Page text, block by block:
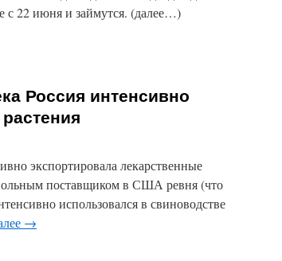
с 22 июня и займутся. (далее…)
Россия интенсивно
экспортировала лекарственные
поставщиком в США ревня (что
использовался в свиноводстве
→